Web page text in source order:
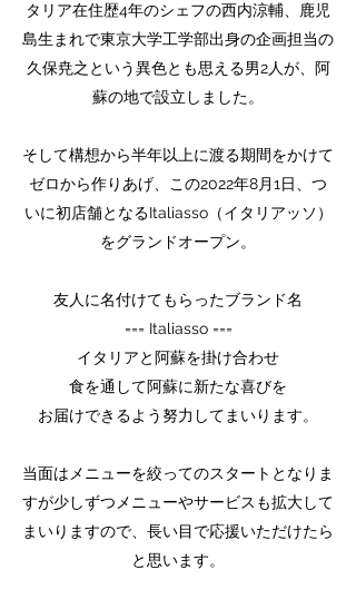
タリア在住歴4年のシェフの西内涼輔、鹿児
島生まれで東京大学工学部出身の企画担当の
久保尭之という異色とも思える男2人が、阿
蘇の地で設立しました。
そして構想から半年以上に渡る期間をかけて
ゼロから作りあげ、この2022年8月1日、つ
いに初店舗となるItaliasso（イタリアッソ）
をグランドオープン。
友人に名付けてもらったブランド名
=== Italiasso ===
イタリアと阿蘇を掛け合わせ
食を通して阿蘇に新たな喜びを
お届けできるよう努力してまいります。
当面はメニューを絞ってのスタートとなりま
すが少しずつメニューやサービスも拡大して
まいりますので、長い目で応援いただけたら
と思います。